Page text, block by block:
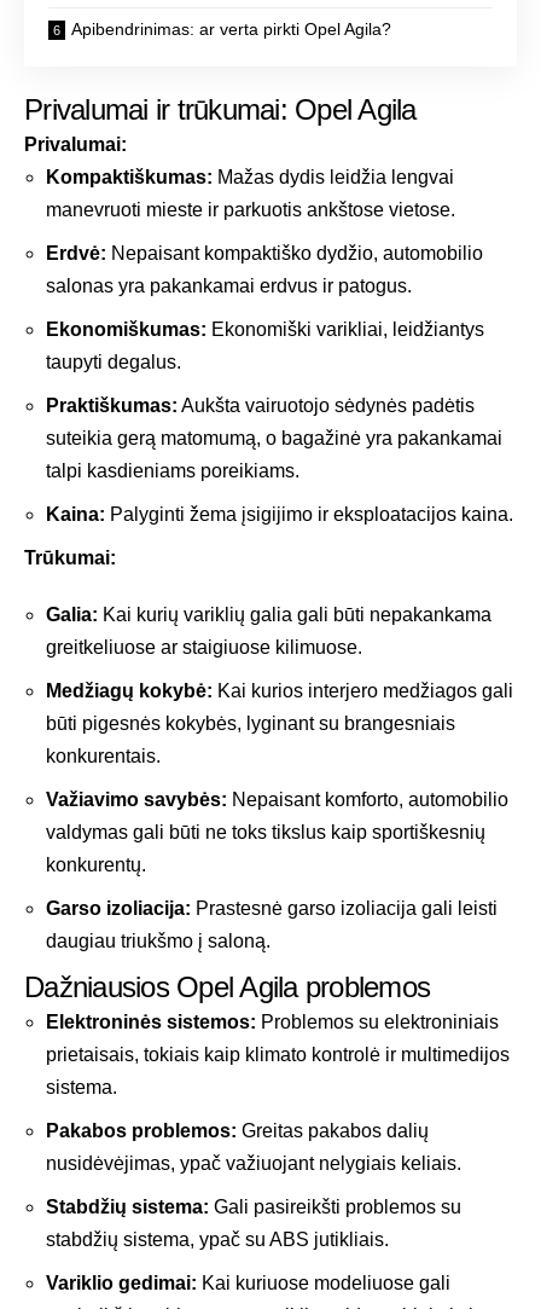
Apibendrinimas: ar verta pirkti Opel Agila?
Privalumai ir trūkumai: Opel Agila
Privalumai:
Kompaktiškumas: Mažas dydis leidžia lengvai
manevruoti mieste ir parkuotis ankštose vietose.
Erdvė: Nepaisant kompaktiško dydžio, automobilio
salonas yra pakankamai erdvus ir patogus.
Ekonomiškumas: Ekonomiški varikliai, leidžiantys
taupyti degalus.
Praktiškumas: Aukšta vairuotojo sėdynės padėtis
suteikia gerą matomumą, o bagažinė yra pakankamai
talpi kasdieniams poreikiams.
Kaina: Palyginti žema įsigijimo ir eksploatacijos kaina.
Trūkumai:
Galia: Kai kurių variklių galia gali būti nepakankama
greitkeliuose ar staigiuose kilimuose.
Medžiagų kokybė: Kai kurios interjero medžiagos gali
būti pigesnės kokybės, lyginant su brangesniais
konkurentais.
Važiavimo savybės: Nepaisant komforto, automobilio
valdymas gali būti ne toks tikslus kaip sportiškesnių
konkurentų.
Garso izoliacija: Prastesnė garso izoliacija gali leisti
daugiau triukšmo į saloną.
Dažniausios Opel Agila problemos
Elektroninės sistemos: Problemos su elektroniniais
prietaisais, tokiais kaip klimato kontrolė ir multimedijos
sistema.
Pakabos problemos: Greitas pakabos dalių
nusidėvėjimas, ypač važiuojant nelygiais keliais.
Stabdžių sistema: Gali pasireikšti problemos su
stabdžių sistema, ypač su ABS jutikliais.
Variklio gedimai: Kai kuriuose modeliuose gali